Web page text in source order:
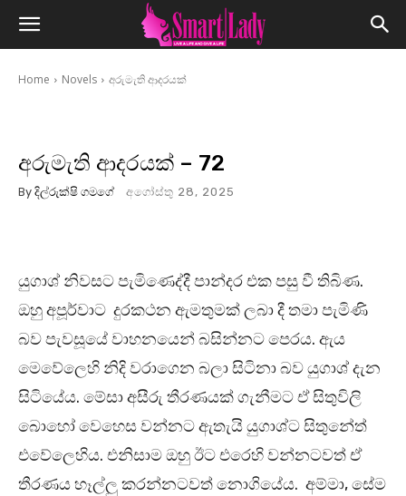
Home Novels අරුමැති ආදරයක්
අරුමැති ආදරයක් – 72
By දිල්රුක්ෂි ගමගේ අගෝස්තු 28, 2025
යුගාශ් නිවසට පැමිණෙද්දී පාන්දර එක පසු වී තිබිණ.
ඔහු අපූර්වාට දුරකථන ඇමතුමක් ලබා දී තමා පැමිණි
බව පැවසූයේ වාහනයෙන් බසින්නට පෙරය. ඇය
මෙවේලෙහි නිදි වරාගෙන බලා සිටිනා බව යුගාශ් දැන
සිටියේය. මේසා අසීරු තීරණයක් ගැනීමට ඒ සිතුවිලි
බොහෝ වෙහෙස වන්නට ඇතැයි යුගාශ්ට සිතුනේත්
එවේලෙහිය. එනිසාම ඔහු ඊට එරෙහි වන්නටවත් ඒ
තීරණය හෑල්ලු කරන්නටවත් නොගියේය. අම්මා, සේම